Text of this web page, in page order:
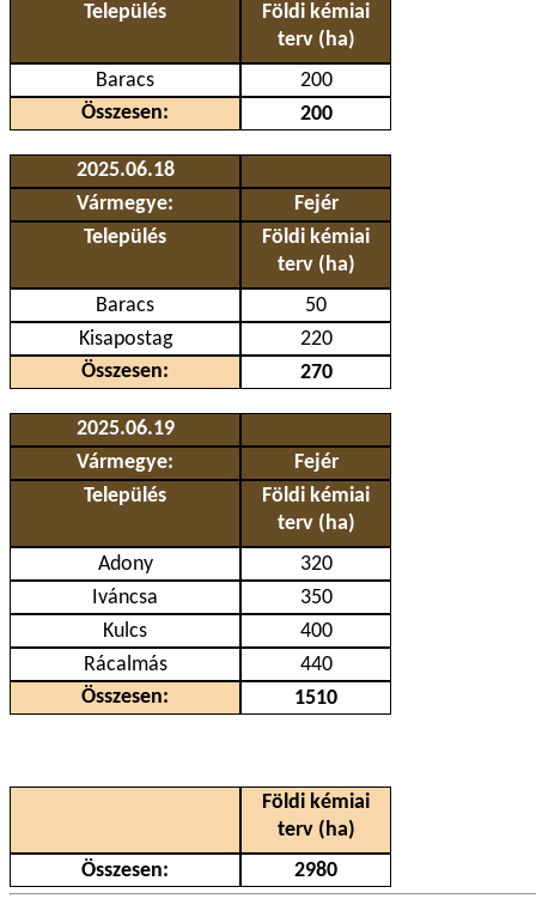
Település
Földi kémiai
terv (ha)
Baracs
200
Összesen:
200
2025.06.18
Vármegye:
Fejér
Település
Földi kémiai
terv (ha)
Baracs
50
Kisapostag
220
Összesen:
270
2025.06.19
Vármegye:
Fejér
Település
Földi kémiai
terv (ha)
Adony
320
Iváncsa
350
Kulcs
400
Rácalmás
440
Összesen:
1510
Földi kémiai
terv (ha)
Összesen:
2980